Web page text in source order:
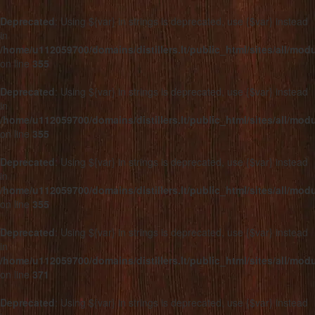
Deprecated: Using ${var} in strings is deprecated, use {$var} instead
in
/home/u112059700/domains/distillers.lt/public_html/sites/all/
on line 355
Deprecated: Using ${var} in strings is deprecated, use {$var} instead
in
/home/u112059700/domains/distillers.lt/public_html/sites/all/
on line 355
Deprecated: Using ${var} in strings is deprecated, use {$var} instead
in
/home/u112059700/domains/distillers.lt/public_html/sites/all/
on line 355
Deprecated: Using ${var} in strings is deprecated, use {$var} instead
in
/home/u112059700/domains/distillers.lt/public_html/sites/all/
on line 371
Deprecated : Using ${var} in strings is deprecated, use {$var} instead